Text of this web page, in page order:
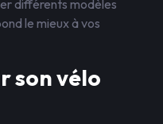
différents modèles
le mieux à vos
son vélo